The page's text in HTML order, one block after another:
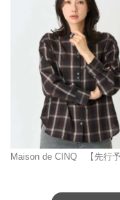
Maison de CINQ 【先行